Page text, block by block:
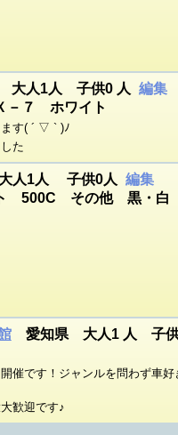
人1人 子供0 人
編集
７ ホワイト
す( ´ ▽ ` )ﾉ
た
1人 子供0人
編集
500C その他 黒・白
愛知県 大人1 人 子供
催です！ジャンルを問わず車
歓迎です♪